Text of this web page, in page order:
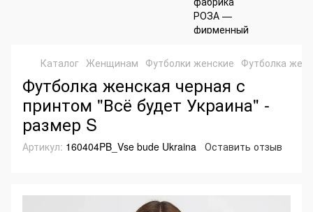
Каталог Женщинам Футболки женские Футболка
Футболка женская черная с
принтом "Всё будет Украина" -
размер S
Артикул: 160404PB_Vse bude Ukraina Оставить отзыв